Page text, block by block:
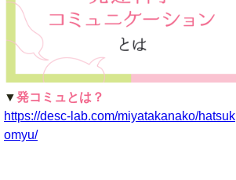
▼発コミュとは？
https://desc-lab.com/miyatakanako/hatsuk
omyu/